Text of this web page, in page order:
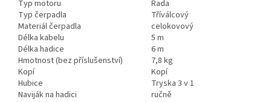
Typ motoru
Řada
Typ čerpadla
Tříválcový
Materiál čerpadla
celokovový
Délka kabelu
5 m
Délka hadice
6 m
Hmotnost (bez příslušenství)
7,8 kg
Kopí
Kopí
Hubice
Tryska 3 v 1
Naviják na hadici
ručně